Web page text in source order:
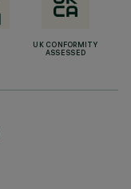
UK CONFORMITY
ASSESSED